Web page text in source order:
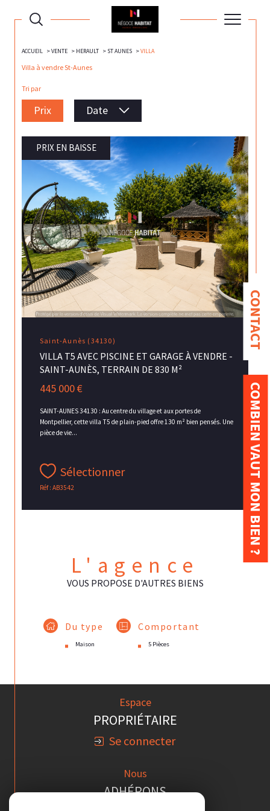
CONTACT
COMBIEN VAUT MON BIEN ?
ACCUEIL VENTE HERAULT ST AUNES VILLA
Villa à vendre St-Aunes
Tri par
Prix Date
Saint-Aunès (34130)
VILLA T5 AVEC PISCINE ET GARAGE À VENDRE -
SAINT-AUNÈS, TERRAIN DE 830 M²
445 000 €
SAINT-AUNES 34130 : Au centre du village et aux portes de
Montpellier, cette villa T5 de plain-pied offre 130 m² bien pensés. Une
pièce de vie...
Sélectionner
Réf : AB3542
PRIX EN BAISSE
L'agence
VOUS PROPOSE D'AUTRES BIENS
Du type
Maison
Comportant
5 Pièces
Espace
PROPRIÉTAIRE
Se connecter
Nous
ADHÉRONS